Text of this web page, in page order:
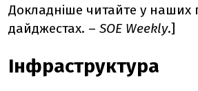
Докладніше читайте у наших
дайджестах. – SOE Weekly.]
Інфраструктура